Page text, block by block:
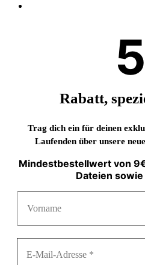
Rabatt,
Trag dich ein für deinen
Laufenden über unsere
Mindestbestellwert von
Dateien